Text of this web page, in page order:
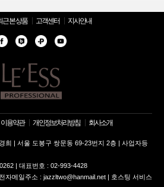
근 본 상품 고객센터 지사안내
이용약관 개인정보처리방침 회사소개
희 | 서울 도봉구 쌍문동 69-23번지 2층 | 사업자등
| 대표번호 : 02-993-4428
자메일주소 : jazzltwo@hanmail.net | 호스팅 서비스